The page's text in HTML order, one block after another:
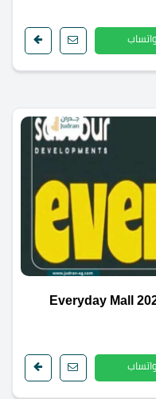
واتساب
مول ايفري داي التجمع الخامس 2026 Everyday Mall
واتساب